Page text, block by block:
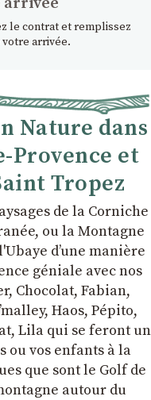
le contrat et remplissez
arrivée.
Nature dans
Provence et
Tropez
de la Corniche
ou la Montagne
dʼune manière
géniale avec nos
Chocolat, Fabian,
Haos, Pépito,
Lila qui se feront un
ou vos enfants à la
que sont le Golf de
autour du